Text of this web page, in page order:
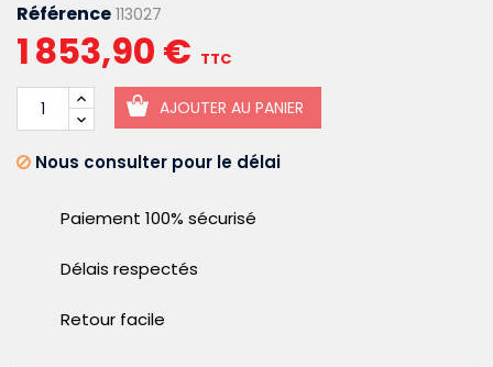
Référence 113027
1 853,90 € TTC
AJOUTER AU PANIER
Nous consulter pour le délai
Paiement 100% sécurisé
Délais respectés
Retour facile